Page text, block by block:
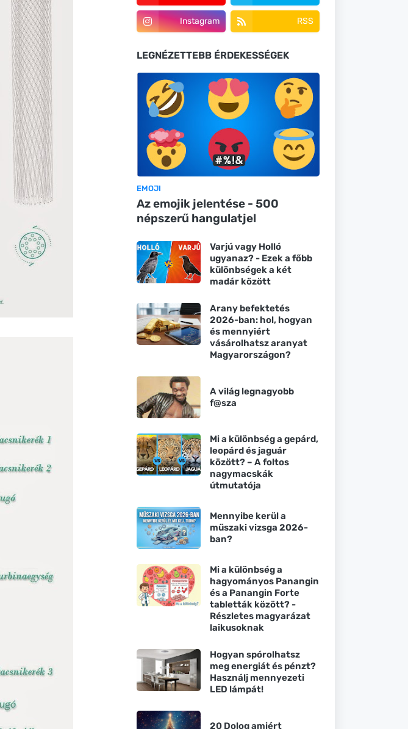
Instagram RSS
LEGNÉZETTEBB ÉRDEKESSÉGEK
EMOJI
Az emojik jelentése - 500
népszerű hangulatjel
Varjú vagy Holló
ugyanaz? - Ezek a főbb
különbségek a két
madár között
Arany befektetés
2026-ban: hol, hogyan
és mennyiért
vásárolhatsz aranyat
Magyarországon?
A világ legnagyobb
f@sza
Mi a különbség a gepárd,
leopárd és jaguár
között? – A foltos
nagymacskák
útmutatója
Mennyibe kerül a
műszaki vizsga 2026-
ban?
Mi a különbség a
hagyományos Panangin
és a Panangin Forte
tabletták között? -
Részletes magyarázat
laikusoknak
Hogyan spórolhatsz
meg energiát és pénzt?
Használj mennyezeti
LED lámpát!
20 Dolog amiért